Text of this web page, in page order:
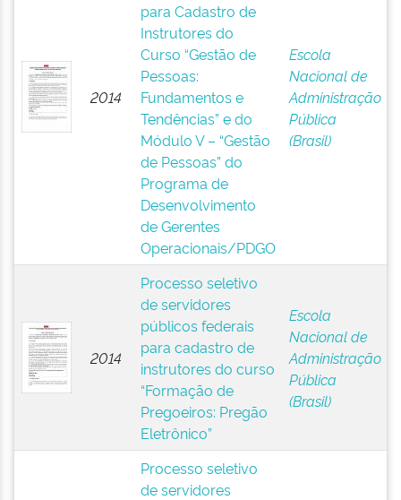
2014
para Cadastro de
Instrutores do
Curso “Gestão de
Pessoas:
Fundamentos e
Tendências” e do
Módulo V – “Gestão
de Pessoas” do
Programa de
Desenvolvimento
de Gerentes
Operacionais/PDGO
Escola
Nacional de
Administração
Pública
(Brasil)
2014
Processo seletivo
de servidores
públicos federais
para cadastro de
instrutores do curso
“Formação de
Pregoeiros: Pregão
Eletrônico”
Escola
Nacional de
Administração
Pública
(Brasil)
Processo seletivo
de servidores